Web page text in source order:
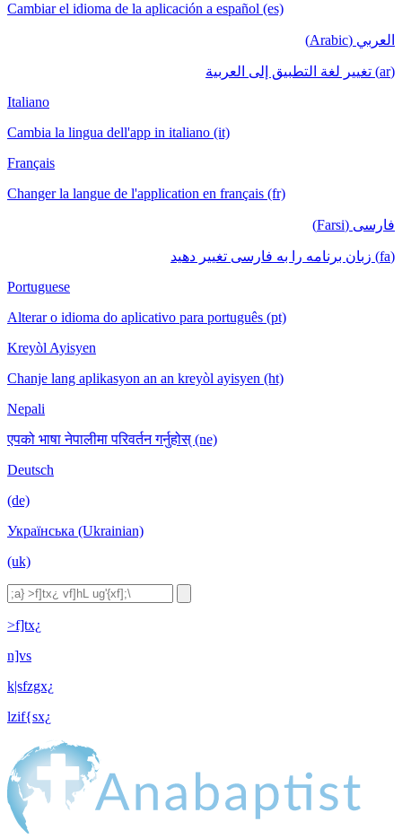
Cambiar el idioma de la aplicación a español (es)
العربي (Arabic)
(ar) تغيير لغة التطبيق إلى العربية
Italiano
Cambia la lingua dell'app in italiano (it)
Français
Changer la langue de l'application en français (fr)
فارسی (Farsi)
(fa) زبان برنامه را به فارسی تغییر دهید
Portuguese
Alterar o idioma do aplicativo para português (pt)
Kreyòl Ayisyen
Chanje lang aplikasyon an an kreyòl ayisyen (ht)
Nepali
एपको भाषा नेपालीमा परिवर्तन गर्नुहोस् (ne)
Deutsch
(de)
Українська (Ukrainian)
(uk)
>f]tx¿
n]vs
k|sfzgx¿
lzif{sx¿